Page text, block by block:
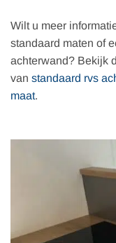
Wilt u meer
standaard maten of
achterwand? Bekijk
van standaard rvs
maat.